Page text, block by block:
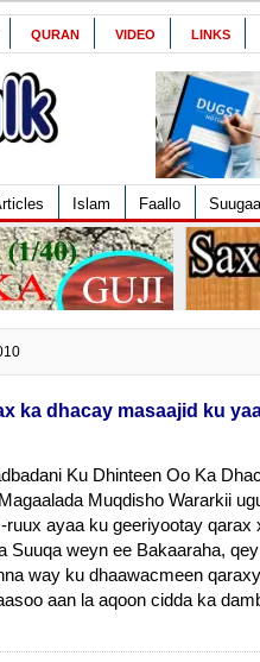
QURAN VIDEO LINKS
Islam Faallo
ka dhacay masaajid ku
Ku Dhinteen Oo Ka
Muqdisho Wararkii
ruux ayaa ku geeriyootay
Suuqa weyn ee Bakaaraha,
way ku dhaawacmeen
aan la aqoon cidda ka